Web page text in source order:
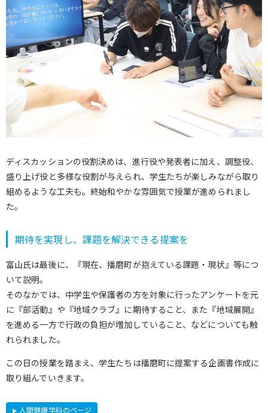
ディスカッションの役割決めは、進行役や発表者に加え、調整役、
盛り上げ役と多様な役割が与えられ、学生たちが楽しみながら取り
組めるような工夫も。終始和やかな雰囲気で授業が進められまし
た。
期待を実現し、課題を解決できる提案を
富山氏は最後に、『現在、播磨町が抱えている課題・現状』等につ
いて説明。
そのなかでは、中学生や保護者の方を対象に行ったアンケートを元
に『部活動』や『地域クラブ』に期待すること、また『地域展開』
を進める一方で行政の負担が増加していること、などについても触
れられました。
この日の授業を踏まえ、学生たちは播磨町に提案する企画書作成に
取り組んでいきます。
人間健康学科のページ